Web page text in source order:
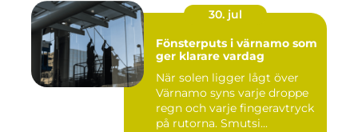
30. jul
Fönsterputs i värnamo som
ger klarare vardag
När solen ligger lågt över
Värnamo syns varje droppe
regn och varje fingeravtryck
på rutorna. Smutsi...